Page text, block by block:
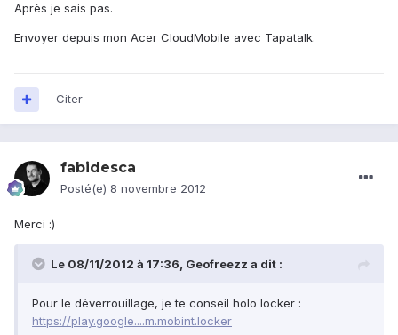
Après je sais pas.
Envoyer depuis mon Acer CloudMobile avec Tapatalk.
Citer
fabidesca
Posté(e) 8 novembre 2012
Merci :)
Le 08/11/2012 à 17:36, Geofreezz a dit :
Pour le déverrouillage, je te conseil holo locker :
https://play.google....m.mobint.locker